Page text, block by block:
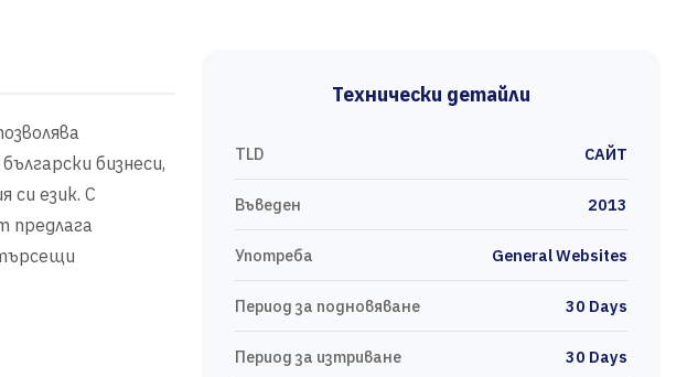
бизнеси,
си език. С
предлага
Технически детайли
TLD САЙТ
Въведен 2013
Употреба General Websites
Период за подновяване 30 Days
Период за изтриване 30 Days